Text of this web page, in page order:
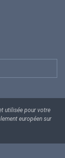
utilisée pour votre
européen sur